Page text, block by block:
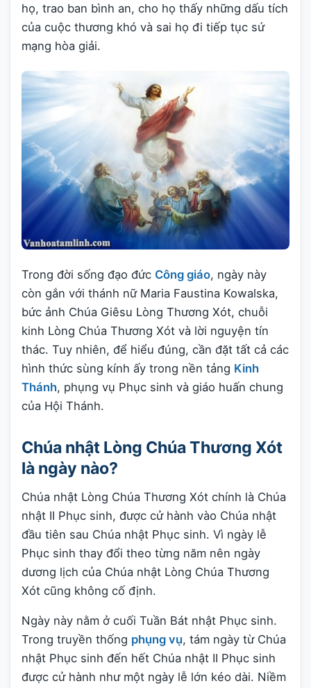
họ, trao ban bình an, cho họ thấy những dấu tích
của cuộc thương khó và sai họ đi tiếp tục sứ
mạng hòa giải.
Trong đời sống đạo đức Công giáo, ngày này
còn gắn với thánh nữ Maria Faustina Kowalska,
bức ảnh Chúa Giêsu Lòng Thương Xót, chuỗi
kinh Lòng Chúa Thương Xót và lời nguyện tín
thác. Tuy nhiên, để hiểu đúng, cần đặt tất cả các
hình thức sùng kính ấy trong nền tảng Kinh
Thánh, phụng vụ Phục sinh và giáo huấn chung
của Hội Thánh.
Chúa nhật Lòng Chúa Thương Xót
là ngày nào?
Chúa nhật Lòng Chúa Thương Xót chính là Chúa
nhật II Phục sinh, được cử hành vào Chúa nhật
đầu tiên sau Chúa nhật Phục sinh. Vì ngày lễ
Phục sinh thay đổi theo từng năm nên ngày
dương lịch của Chúa nhật Lòng Chúa Thương
Xót cũng không cố định.
Ngày này nằm ở cuối Tuần Bát nhật Phục sinh.
Trong truyền thống phụng vụ, tám ngày từ Chúa
nhật Phục sinh đến hết Chúa nhật II Phục sinh
được cử hành như một ngày lễ lớn kéo dài. Niềm